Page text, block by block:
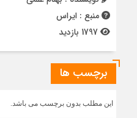
منبع : ایراس
برچسب ها
این مطلب بدون برچسب می باشد.